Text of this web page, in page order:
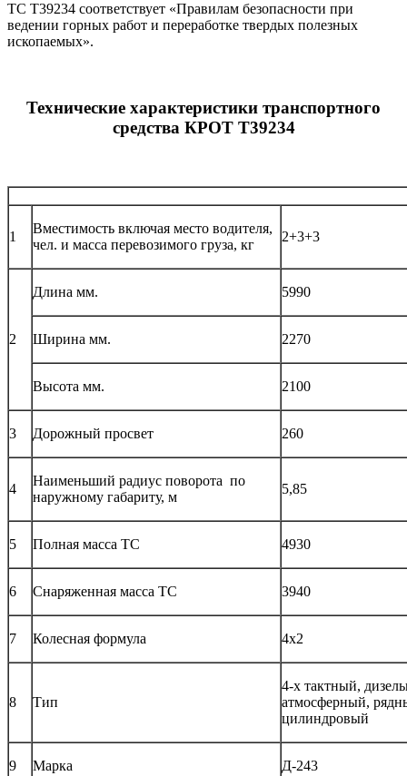
ТС Т39234 соответствует «Правилам безопасности при
ведении горных работ и переработке твердых полезных
ископаемых».
Технические характеристики транспортного
средства КРОТ Т39234
1
Вместимость включая место водителя,
чел. и масса перевозимого груза, кг
2+3+3
2
Длина мм. 5990
Ширина мм. 2270
Высота мм. 2100
3 Дорожный просвет 260
4
Наименьший радиус поворота по
наружному габариту, м
5,85
5 Полная масса ТС 4930
6 Снаряженная масса ТС 3940
7 Колесная формула 4х2
8 Тип
4-х тактный,
атмосферный,
цилиндровый
9 Марка Д-243